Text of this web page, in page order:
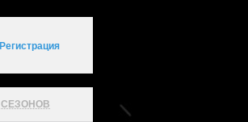
Регистрация
СЕЗОНОВ